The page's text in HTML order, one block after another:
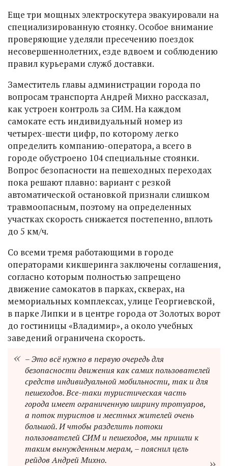
Еще три мощных электроскутера эвакуировали на
специализированную стоянку. Особое внимание
проверяющие уделяли пресечению поездок
несовершеннолетних, езде вдвоем и соблюдению
правил курьерами служб доставки.
Заместитель главы администрации города по
вопросам транспорта Андрей Михно рассказал,
как устроен контроль за СИМ. На каждом
самокате есть индивидуальный номер из
четырех-шести цифр, по которому легко
определить компанию-оператора, а всего в
городе обустроено 104 специальные стоянки.
Вопрос безопасности на пешеходных переходах
пока решают плавно: вариант с резкой
автоматической остановкой признали слишком
травмоопасным, поэтому на определенных
участках скорость снижается постепенно, вплоть
до 5 км/ч.
Со всеми тремя работающими в городе
операторами кикшеринга заключены соглашения,
согласно которым полностью запрещено
движение самокатов в парках, скверах, на
мемориальных комплексах, улице Георгиевской,
в парке Липки и в центре города от Золотых ворот
до гостиницы «Владимир», а около учебных
заведений ограничена скорость.
– Это всё нужно в первую очередь для
безопасности движения как самих пользователей
средств индивидуальной мобильности, так и для
пешеходов. Все-таки туристическая часть
города имеет ограниченную ширину тротуаров,
а поток туристов и местных жителей очень
большой. И чтобы разделить потоки
пользователей СИМ и пешеходов, мы пришли к
таким вынужденным мерам, – пояснил цель
рейдов Андрей Михно.